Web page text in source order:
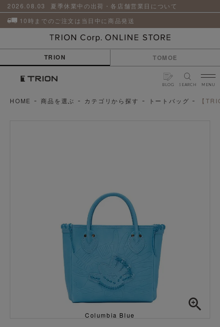
2026.08.03
夏季休業中の出荷・各店舗営業日について
10時までのご注文は当日中に商品発送
TRION TOMOE
BLOG SEARCH MENU
革
小
物
ア
品
HOME 商品を選ぶ カテゴリから探す トートバッグ 【
Columbia Blue